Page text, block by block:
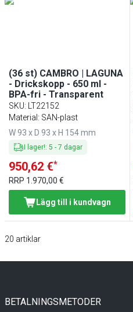
(36 st) CAMBRO | LAGUNA
- Drickskopp - 650 ml -
BPA-fri - Transparent
SKU: LT22152
Material: SAN-plast
W 93 x D 93 x H 154 mm
I lager!: 5 - 7 dagar
950,62 €*
RRP 1.970,00 €
Lägg till i kundvagn
20 artiklar
BETALNINGSMETODER